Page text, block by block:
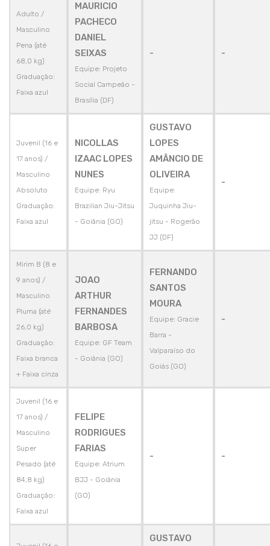
Adulto /
Masculino
Pena (até
68,0 kg)
Graduação:
Faixa azul
MAURICIO
PACHECO
DANIEL
SEIXAS
Equipe: Projeto
Social Campeão -
Brasília (DF)
- -
Juvenil (16 e
17 anos) /
Masculino
Absoluto
Graduação:
Faixa azul
NICOLLAS
IZAAC LOPES
NUNES
Equipe: Ryu
Brazilian Jiu-Jitsu
- Goiânia (GO)
GUSTAVO
LOPES
AMÂNCIO DE
OLIVEIRA
Equipe:
Juquinha Jiu-
jitsu - Rogerão
JJ (DF)
-
Mirim B (8 e
9 anos) /
Masculino
Pluma (até
26,0 kg)
Graduação:
Faixa branca
+ Faixa cinza
JOAO
ARTHUR
FERNANDES
BARBOSA
Equipe: GF Team
- Goiânia (GO)
FERNANDO
SANTOS
MOURA
Equipe: Gracie
Barra -
Valparaíso do
Goiás (GO)
-
Juvenil (16 e
17 anos) /
Masculino
Super
Pesado (até
84,8 kg)
Graduação:
Faixa azul
FELIPE
RODRIGUES
FARIAS
Equipe: Atrium
BJJ - Goiânia
(GO)
- -
GUSTAVO